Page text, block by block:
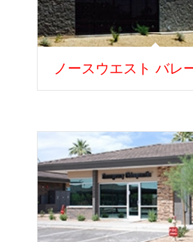
ノースウエスト バレ